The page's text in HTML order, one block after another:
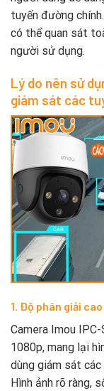
tuyến đường
có thể quan sát
người sử dụng.
Lý do nên sử
giám sát các
1. Độ phân giải
Camera Imou
1080p, mang lại
dùng giám sát
Hình ảnh rõ ràng,